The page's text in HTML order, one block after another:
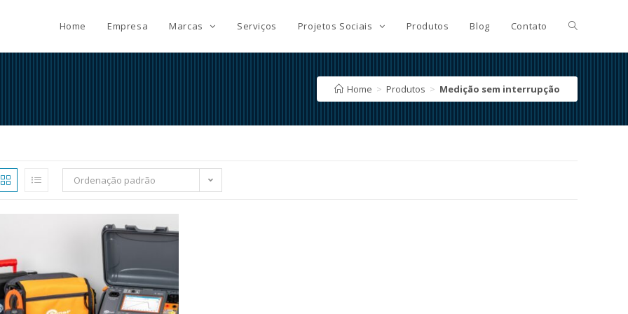
Home Empresa Marcas Serviços Projetos Sociais Produtos Blog Contato
Home > Produtos > Medição sem interrupção
Ordenação padrão